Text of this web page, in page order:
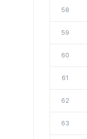
58
59
60
61
62
63